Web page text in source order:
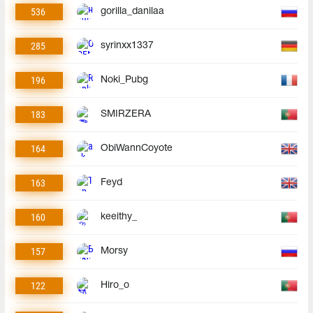
536 gorilla_danilaa
285 syrinxx1337
196 Noki_Pubg
183 SMIRZERA
164 ObiWannCoyote
163 Feyd
160 keeithy_
157 Morsy
122 Hiro_o